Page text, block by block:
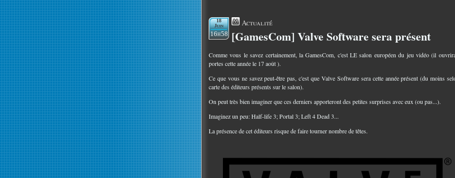
18
Juin
16h58
Actualité
[GamesCom] Valve Software sera présent
Comme vous le savez certainement, la GamesCom, c'est LE salon européen du jeu vidéo (il
portes cette année le 17 août ).
Ce que vous ne savez peut-être pas, c'est que Valve Software sera cette année présent (du moins
carte des éditeurs présents sur le salon).
On peut très bien imaginer que ces derniers apporteront des petites surprises avec eux (ou pas...).
Imaginez un peu: Half-life 3; Portal 3; Left 4 Dead 3...
La présence de cet éditeurs risque de faire tourner nombre de têtes.